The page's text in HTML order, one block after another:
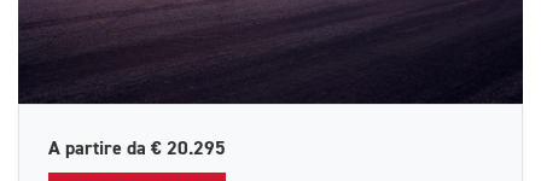
A partire da € 20.295